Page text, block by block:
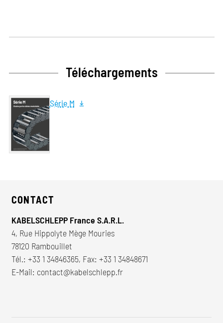
Téléchargements
Série M
CONTACT
KABELSCHLEPP France S.A.R.L.
4, Rue Hippolyte Mège Mouries
78120 Rambouillet
Tél.: +33 1 34846365, Fax: +33 1 34848671
E-Mail: contact@kabelschlepp.fr